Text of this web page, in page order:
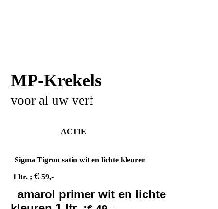
MP-Krekels
voor al uw verf
ACTIE
Sigma Tigron satin wit en lichte kleuren
1 ltr. ;€ 59,-
amarol primer wit en lichte